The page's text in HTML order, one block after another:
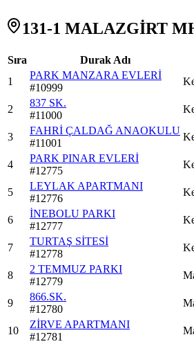
131-1 MALAZGİRT
Sıra Durak Adı
1
PARK MANZARA EVLERİ
#10999
2
837 SK.
#11000
3
FAHRİ ÇALDAĞ ANAOKULU
#11001
4
PARK PINAR EVLERİ
#12775
5
LEYLAK APARTMANI
#12776
6
İNEBOLU PARKI
#12777
7
TURTAŞ SİTESİ
#12778
8
2 TEMMUZ PARKI
#12779
9
866.SK.
#12780
10
ZİRVE APARTMANI
#12781